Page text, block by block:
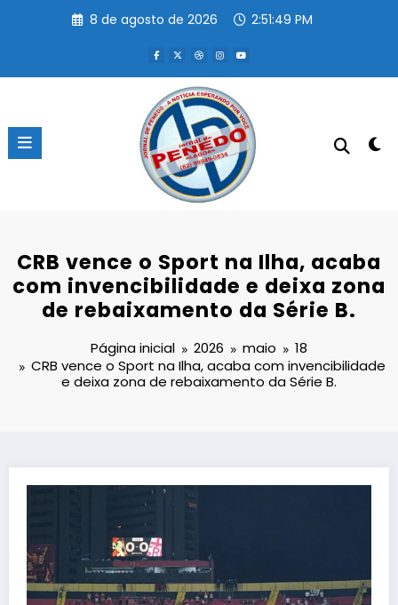
8 de agosto de 2026 2:51:49 PM
CRB vence o Sport na Ilha, acaba
com invencibilidade e deixa zona
de rebaixamento da Série B.
Página inicial 2026 maio
18
CRB vence o Sport na Ilha, acaba com invencibilidade
e deixa zona de rebaixamento da Série B.